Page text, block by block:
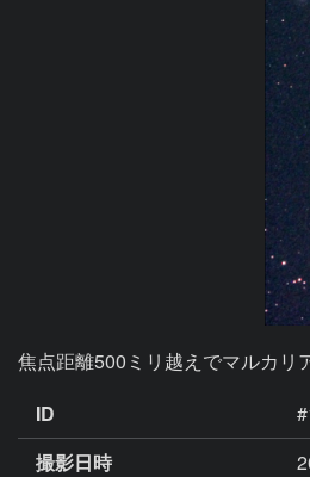
焦点距離500ミリ越えでマルカリ
ID
撮影日時